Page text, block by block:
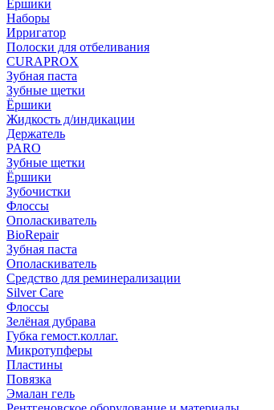
Ёршики
Наборы
Ирригатор
Полоски для отбеливания
CURAPROX
Зубная паста
Зубные щетки
Ёршики
Жидкость д/индикации
Держатель
PARO
Зубные щетки
Ёршики
Зубочистки
Флоссы
Ополаскиватель
BioRepair
Зубная паста
Ополаскиватель
Средство для реминерализации
Silver Care
Флоссы
Зелёная дубрава
Губка гемост.коллаг.
Микротупферы
Пластины
Повязка
Эмалан гель